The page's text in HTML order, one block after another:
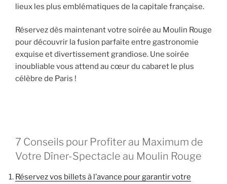
lieux les plus emblématiques de la capitale française.
Réservez dès maintenant votre soirée au Moulin Rouge
pour découvrir la fusion parfaite entre gastronomie
exquise et divertissement grandiose. Une soirée
inoubliable vous attend au cœur du cabaret le plus
célèbre de Paris !
7 Conseils pour Profiter au Maximum de
Votre Dîner-Spectacle au Moulin Rouge
Réservez vos billets à l’avance pour garantir votre